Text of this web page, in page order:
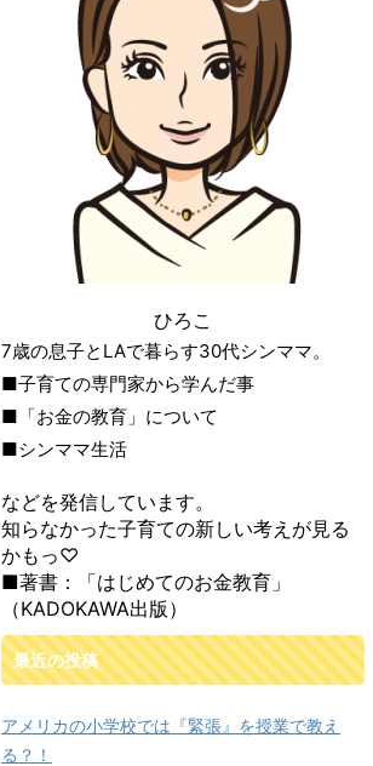
ひろこ
7歳の息子とLAで暮らす30代シンママ。
■子育ての専門家から学んだ事
■「お金の教育」について
■シンママ生活
などを発信しています。
知らなかった子育ての新しい考えが見る
かもっ♡
■著書：「はじめてのお金教育」
（KADOKAWA出版）
最近の投稿
アメリカの小学校では『緊張』を授業で教え
る？！